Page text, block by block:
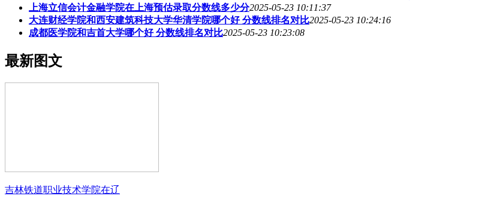
上海立信会计金融学院在上海预估录取分数线多少分2025-05-23 10:11:37
大连财经学院和西安建筑科技大学华清学院哪个好 分数线排名对比2025-05-23 10:24:16
成都医学院和吉首大学哪个好 分数线排名对比2025-05-23 10:23:08
最新图文
吉林铁道职业技术学院在辽